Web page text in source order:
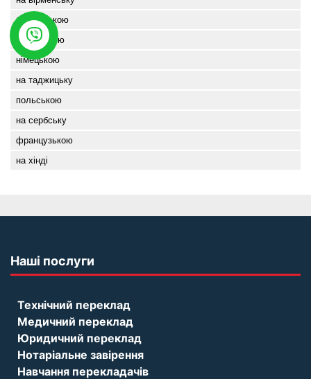
білоруською
казахською
німецькою
на таджицьку
польською
на сербську
французькою
на хінді
Наші послуги
Технічний переклад
Медичний переклад
Юридичний переклад
Нотаріальне завірення
Навчання перекладачів